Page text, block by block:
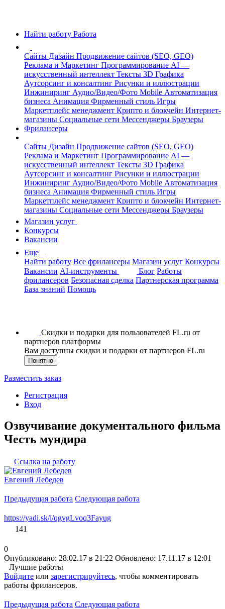
Найти работу Работа
Сайты Дизайн Продвижение сайтов (SEO, GEO)
Реклама и Маркетинг Программирование AI —
искусственный интеллект Тексты 3D Графика
Аутсорсинг и консалтинг Рисунки и иллюстрации
Инжиниринг Аудио/Видео/Фото Mobile Автоматизация
бизнеса Анимация Фирменный стиль Игры
Маркетплейс менеджмент Крипто и блокчейн Интернет-
магазины Социальные сети Мессенджеры Браузеры
Фрилансеры
Сайты Дизайн Продвижение сайтов (SEO, GEO)
Реклама и Маркетинг Программирование AI —
искусственный интеллект Тексты 3D Графика
Аутсорсинг и консалтинг Рисунки и иллюстрации
Инжиниринг Аудио/Видео/Фото Mobile Автоматизация
бизнеса Анимация Фирменный стиль Игры
Маркетплейс менеджмент Крипто и блокчейн Интернет-
магазины Социальные сети Мессенджеры Браузеры
Магазин услуг
Конкурсы
Вакансии
Еще
Найти работу Все фрилансеры Магазин услуг Конкурсы
Вакансии AI-инструменты Блог Работы
фрилансеров Безопасная сделка Партнерская программа
База знаний Помощь
Скидки и подарки для пользователей FL.ru от
партнеров платформы
Вам доступны скидки и подарки от партнеров FL.ru
Понятно
Разместить заказ
Регистрация
Вход
Озвучивание документального фильма
Честь мундира
Ссылка на работу
Евгений Лебедев
Предыдущая работа Следующая работа
https://yadi.sk/i/qgvgLvoq3Fayug
141
0
Опубликовано: 28.02.17 в 21:22 Обновлено: 17.11.17 в 12:01
Лучшие работы
Войдите или зарегистрируйтесь, чтобы комментировать
работы фрилансеров.
Предыдущая работа Следующая работа